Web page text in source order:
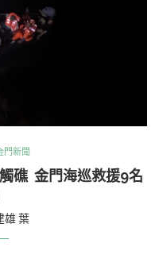
門新聞
礁 金門海巡救援9名
雄 葉